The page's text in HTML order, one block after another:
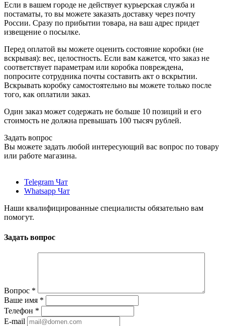
Если в вашем городе не действует курьерская служба и
постаматы, то вы можете заказать доставку через почту
России. Сразу по прибытии товара, на ваш адрес придет
извещение о посылке.
Перед оплатой вы можете оценить состояние коробки (не
вскрывая): вес, целостность. Если вам кажется, что заказ не
соответствует параметрам или коробка повреждена,
попросите сотрудника почты составить акт о вскрытии.
Вскрывать коробку самостоятельно вы можете только после
того, как оплатили заказ.
Один заказ может содержать не больше 10 позиций и его
стоимость не должна превышать 100 тысяч рублей.
Задать вопрос
Вы можете задать любой интересующий вас вопрос по товару
или работе магазина.
Telegram Чат
Whatsapp Чат
Наши квалифицированные специалисты обязательно вам
помогут.
Задать вопрос
Вопрос *
Ваше имя *
Телефон *
E-mail